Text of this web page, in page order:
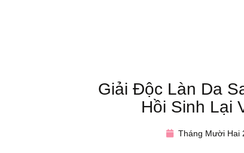
Giải Độc Làn Da
Hồi Sinh Lại
Tháng Mười Hai